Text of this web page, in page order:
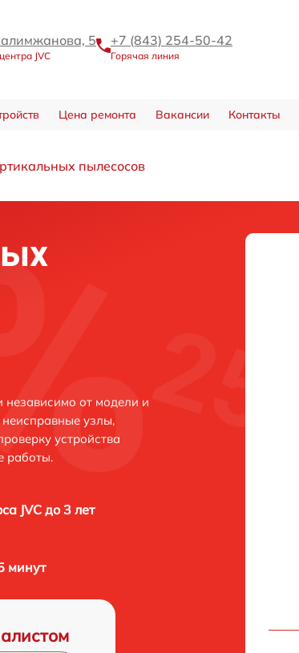
5
JVC
+7 (843) 254-50-42
Горячая линия
Цена ремонта Вакансии Контакты
пылесосов
независимо от модели и
узлы,
устройства
работы.
JVC до 3 лет
минут